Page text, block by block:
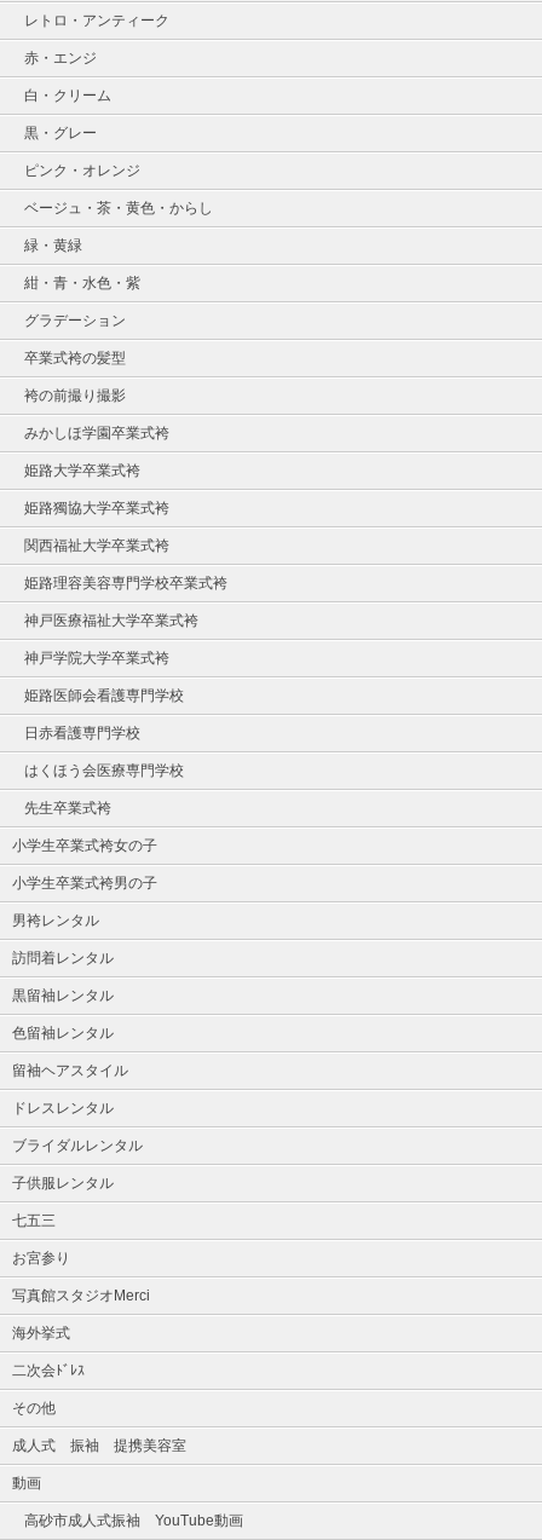
レトロ・アンティーク
赤・エンジ
白・クリーム
黒・グレー
ピンク・オレンジ
ベージュ・茶・黄色・からし
緑・黄緑
紺・青・水色・紫
グラデーション
卒業式袴の髪型
袴の前撮り撮影
みかしほ学園卒業式袴
姫路大学卒業式袴
姫路獨協大学卒業式袴
関西福祉大学卒業式袴
姫路理容美容専門学校卒業式袴
神戸医療福祉大学卒業式袴
神戸学院大学卒業式袴
姫路医師会看護専門学校
日赤看護専門学校
はくほう会医療専門学校
先生卒業式袴
小学生卒業式袴女の子
小学生卒業式袴男の子
男袴レンタル
訪問着レンタル
黒留袖レンタル
色留袖レンタル
留袖ヘアスタイル
ドレスレンタル
ブライダルレンタル
子供服レンタル
七五三
お宮参り
写真館スタジオMerci
海外挙式
二次会ﾄﾞﾚｽ
その他
成人式 振袖 提携美容室
動画
高砂市成人式振袖 YouTube動画